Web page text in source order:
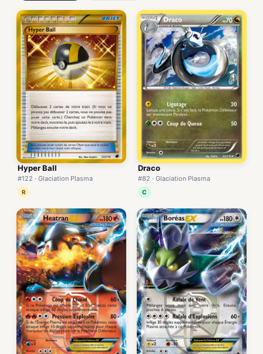
Hyper Ball
#122 · Glaciation Plasma
R
Draco
#82 · Glaciation Plasma
C